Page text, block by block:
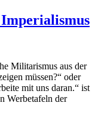
Imperialismus
Militarismus aus der
müssen?“ oder
mit uns daran.“ ist
Werbetafeln der